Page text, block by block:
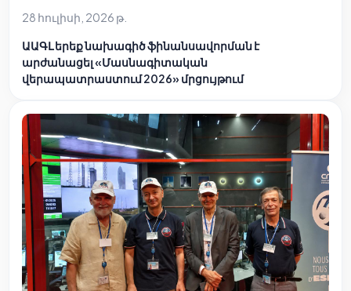
28 հուլիսի, 2026 թ.
ԱԱԳԼ երեք նախագիծ ֆինանսավորման է
արժանացել «Մասնագիտական
վերապատրաստում 2026» մրցույթում